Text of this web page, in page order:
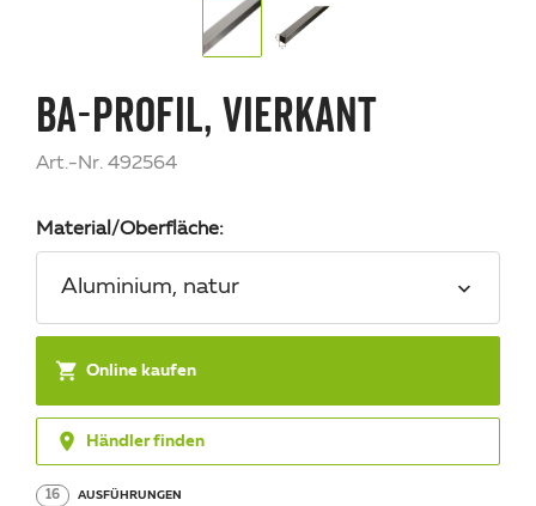
BA-PROFIL, VIERKANT
Art.-Nr. 492564
Material/Oberfläche:
Aluminium, natur
 Online kaufen
 Händler finden
16 AUSFÜHRUNGEN